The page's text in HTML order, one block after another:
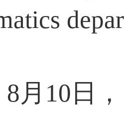
8月10日